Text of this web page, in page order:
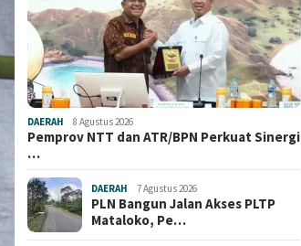
DAERAH 8 Agustus 2026
Pemprov NTT dan ATR/BPN Perkuat Sinergi
…
DAERAH 7 Agustus 2026
PLN Bangun Jalan Akses PLTP
Mataloko, Pe…